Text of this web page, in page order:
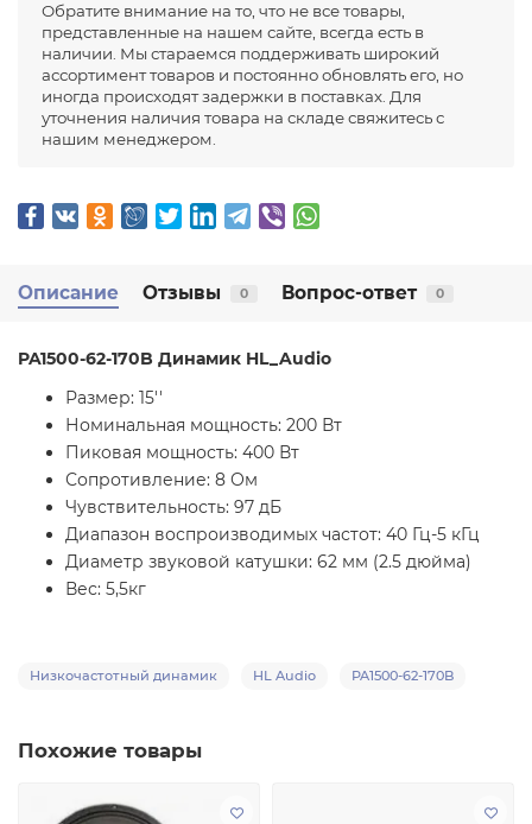
Обратите внимание на то, что не все товары,
представленные на нашем сайте, всегда есть в
наличии. Мы стараемся поддерживать широкий
ассортимент товаров и постоянно обновлять его, но
иногда происходят задержки в поставках. Для
уточнения наличия товара на складе свяжитесь с
нашим менеджером.
Описание Отзывы 0 Вопрос-ответ 0
PA1500-62-170B Динамик HL_Audio
Размер: 15''
Номинальная мощность: 200 Вт
Пиковая мощность: 400 Вт
Сопротивление: 8 Ом
Чувствительность: 97 дБ
Диапазон воспроизводимых частот: 40 Гц-5 кГц
Диаметр звуковой катушки: 62 мм (2.5 дюйма)
Вес: 5,5кг
Низкочастотный динамик HL Audio PA1500-62-170B
Похожие товары